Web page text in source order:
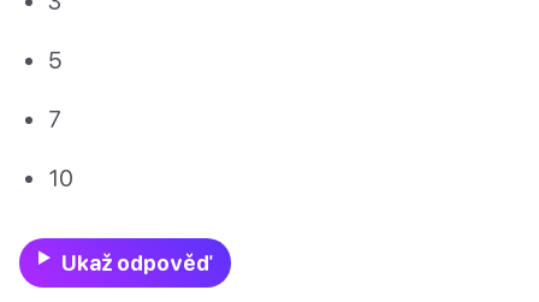
5
7
10
Ukaž odpověď